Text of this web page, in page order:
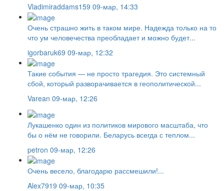
Vladimiraddams159 09-мар, 14:33
Очень страшно жить в таком мире. Надежда только на то
что ум человечества преобладает и можно будет...
igorbaruk69 09-мар, 12:32
Такие события — не просто трагедия. Это системный
сбой, который разворачивается в геополитической...
Varean 09-мар, 12:26
Лукашенко один из политиков мирового масштаба, что
бы о нём не говорили. Беларусь всегда с теплом...
petron 09-мар, 12:26
Очень весело, благодарю рассмешили!...
Alex7919 09-мар, 10:35